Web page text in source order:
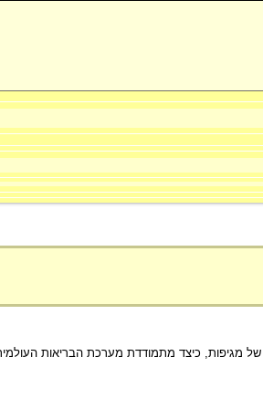
כיצד מתמודדת מערכת הבריאות